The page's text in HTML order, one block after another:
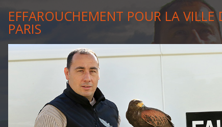
EFFAROUCHEMENT POUR LA VILLE
PARIS